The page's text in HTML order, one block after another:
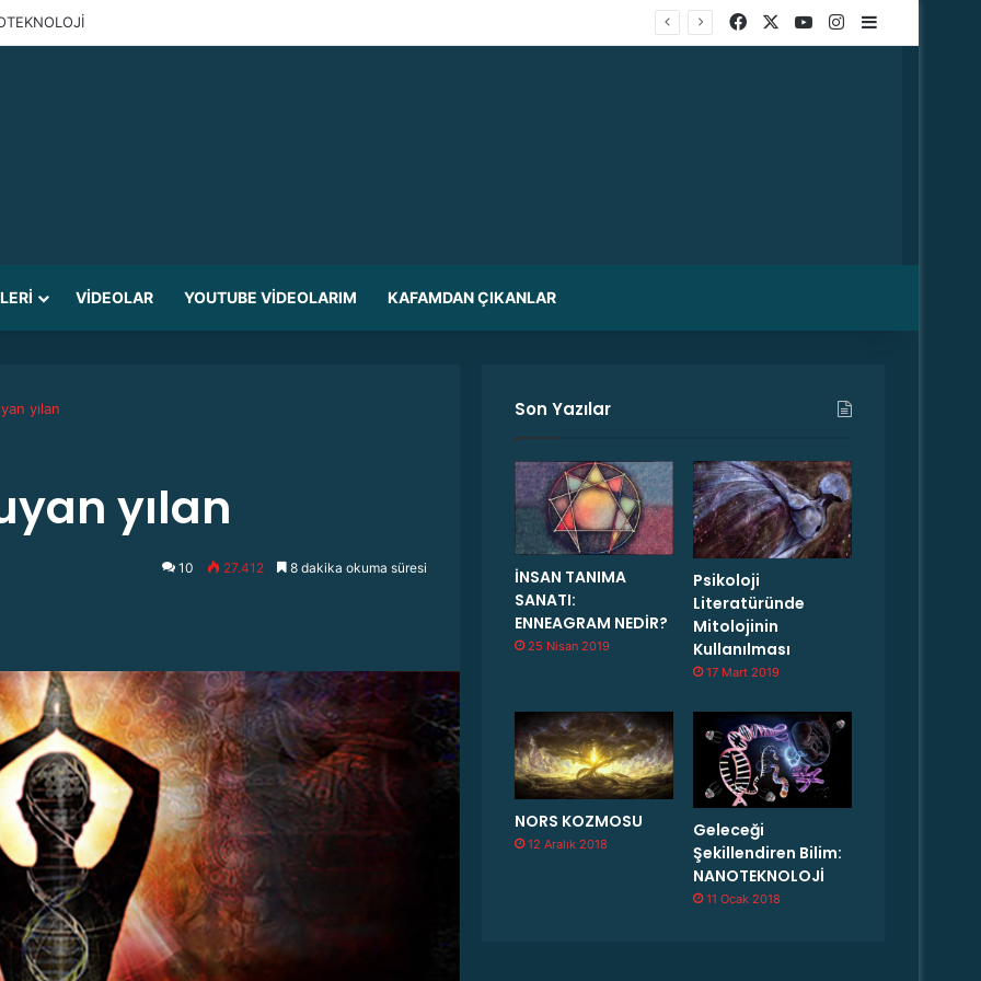
Facebook YouTubeInstagram
VIDEOLAR YOUTUBE VIDEOLARIM KAFAMDAN ÇIKANLAR
yılan
yılan
10 27.412 8 dakika okuma süresi
Son Yazılar
İNSAN TANIMA
SANATI:
ENNEAGRAM NEDİR?
25 Nisan 2019
Psikoloji
Literatüründe
Mitolojinin
Kullanılması
17 Mart 2019
NORS KOZMOSU
12 Aralık 2018
Geleceği
Şekillendiren Bilim:
NANOTEKNOLOJİ
11 Ocak 2018